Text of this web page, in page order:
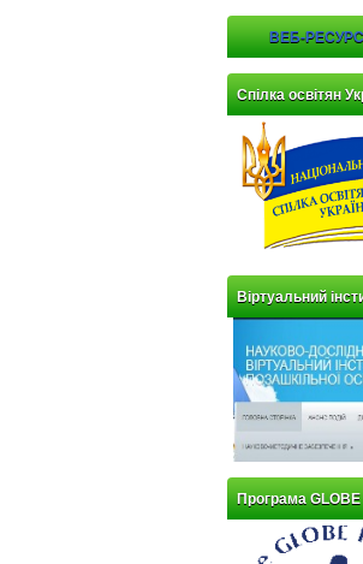
ВЕБ-
Спілка освітян
Віртуальний
Програма GLOBE